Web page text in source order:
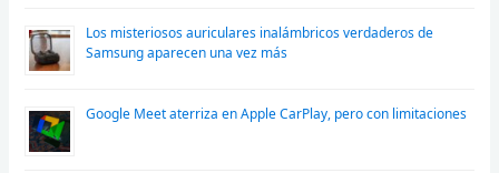
Los misteriosos auriculares inalámbricos verdaderos de
Samsung aparecen una vez más
Google Meet aterriza en Apple CarPlay, pero con limitaciones